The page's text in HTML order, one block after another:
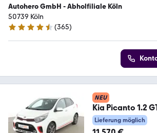
Autohero GmbH - Abholfiliale Köln
50739 Köln
4.6 Sterne
(365)
NEU
Kia Picanto 1.2
TH*
Lieferung möglich